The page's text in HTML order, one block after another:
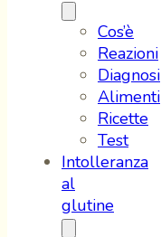
Cos’è
Reazioni
Diagnosi
Alimenti
Ricette
Test
Intolleranza
al
glutine